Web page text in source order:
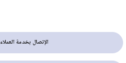
الإتصال بخدمة العملاء